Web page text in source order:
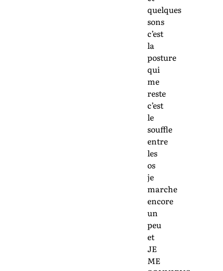
quelques
sons
c’est
la
posture
qui
me
reste
c’est
le
souffle
entre
les
os
je
marche
encore
un
peu
et
JE
ME